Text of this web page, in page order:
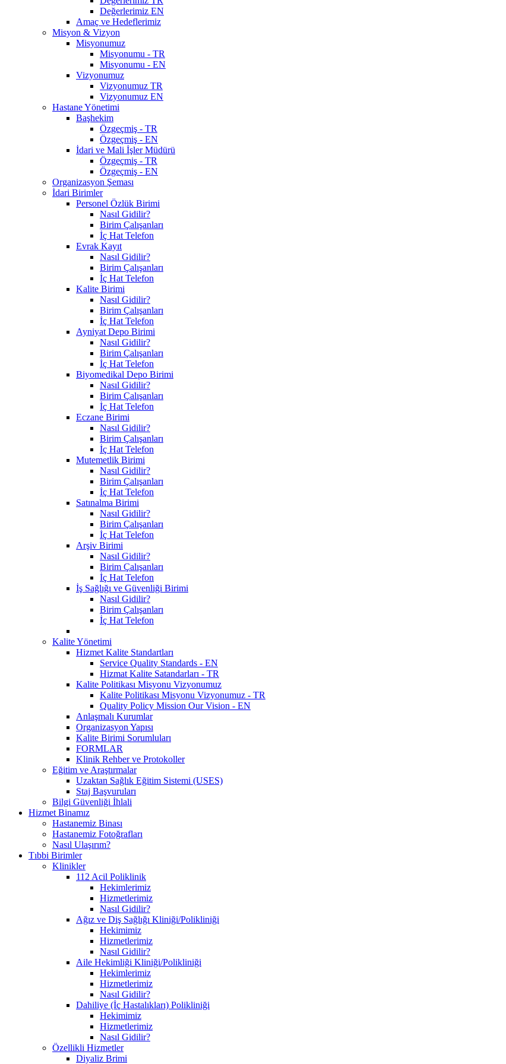
Değerlerimiz EN
Amaç ve Hedeflerimiz
Misyon & Vizyon
Misyonumuz
Misyonumu - TR
Misyonumu - EN
Vizyonumuz
Vizyonumuz TR
Vizyonumuz EN
Hastane Yönetimi
Başhekim
Özgeçmiş - TR
Özgeçmiş - EN
İdari ve Mali İşler Müdürü
Özgeçmiş - TR
Özgeçmiş - EN
Organizasyon Şeması
İdari Birimler
Personel Özlük Birimi
Nasıl Gidilir?
Birim Çalışanları
İç Hat Telefon
Evrak Kayıt
Nasıl Gidilir?
Birim Çalışanları
İç Hat Telefon
Kalite Birimi
Nasıl Gidilir?
Birim Çalışanları
İç Hat Telefon
Ayniyat Depo Birimi
Nasıl Gidilir?
Birim Çalışanları
İç Hat Telefon
Biyomedikal Depo Birimi
Nasıl Gidilir?
Birim Çalışanları
İç Hat Telefon
Eczane Birimi
Nasıl Gidilir?
Birim Çalışanları
İç Hat Telefon
Mutemetlik Birimi
Nasıl Gidilir?
Birim Çalışanları
İç Hat Telefon
Satınalma Birimi
Nasıl Gidilir?
Birim Çalışanları
İç Hat Telefon
Arşiv Birimi
Nasıl Gidilir?
Birim Çalışanları
İç Hat Telefon
İş Sağlığı ve Güvenliği Birimi
Nasıl Gidilir?
Birim Çalışanları
İç Hat Telefon
Kalite Yönetimi
Hizmet Kalite Standartları
Service Quality Standards - EN
Hizmat Kalite Satandarları - TR
Kalite Politikası Misyonu Vizyonumuz
Kalite Politikası Misyonu Vizyonumuz - TR
Quality Policy Mission Our Vision - EN
Anlaşmalı Kurumlar
Organizasyon Yapısı
Kalite Birimi Sorumluları
FORMLAR
Klinik Rehber ve Protokoller
Eğitim ve Araştırmalar
Uzaktan Sağlık Eğitim Sistemi (USES)
Staj Başvuruları
Bilgi Güvenliği İhlali
Hizmet Binamız
Hastanemiz Binası
Hastanemiz Fotoğrafları
Nasıl Ulaşırım?
Tıbbi Birimler
Klinikler
112 Acil Poliklinik
Hekimlerimiz
Hizmetlerimiz
Nasıl Gidilir?
Ağız ve Diş Sağlığı Kliniği/Polikliniği
Hekimimiz
Hizmetlerimiz
Nasıl Gidilir?
Aile Hekimliği Kliniği/Polikliniği
Hekimlerimiz
Hizmetlerimiz
Nasıl Gidilir?
Dahiliye (İç Hastalıkları) Polikliniği
Hekimimiz
Hizmetlerimiz
Nasıl Gidilir?
Özellikli Hizmetler
Diyaliz Brimi